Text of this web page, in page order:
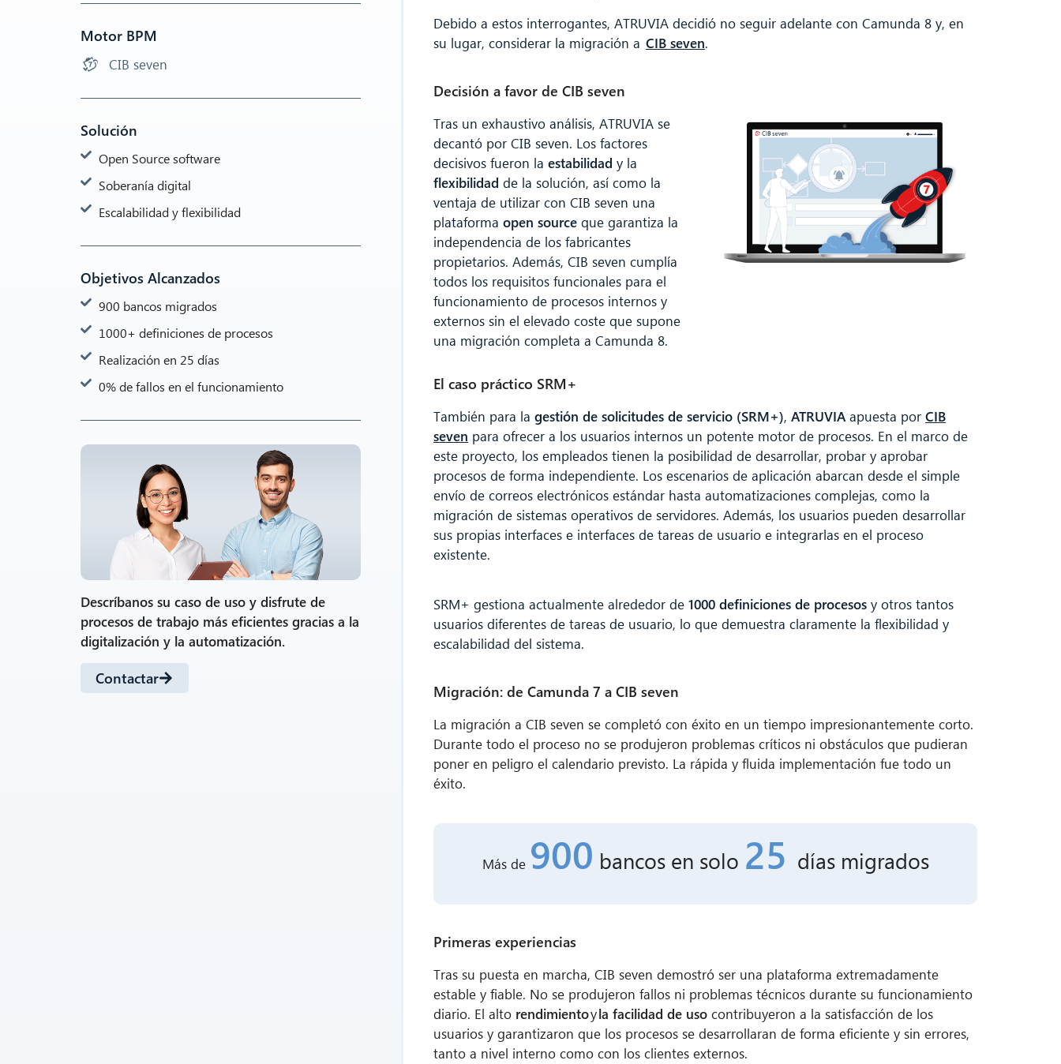
Motor BPM
CIB seven
Solución
Open Source software
Soberanía digital
Escalabilidad y flexibilidad
Objetivos Alcanzados
900 bancos migrados
1000+ definiciones de procesos
Realización en 25 días
0% de fallos en el funcionamiento
Descríbanos su caso de uso y disfrute de
procesos de trabajo más eficientes gracias a la
digitalización y la automatización.
Contactar
Debido a estos interrogantes, ATRUVIA decidió no seguir adelante con Camunda 8 y, en
su lugar, considerar la migración aCIB seven.
Decisión a favor de CIB seven
Tras un exhaustivo análisis, ATRUVIA se
decantó por CIB seven. Los factores
decisivos fueron laestabilidad y la
flexibilidad de la solución, así como la
ventaja de utilizar con CIB seven una
plataformaopen source que garantiza la
independencia de los fabricantes
propietarios. Además, CIB seven cumplía
todos los requisitos funcionales para el
funcionamiento de procesos internos y
externos sin el elevado coste que supone
una migración completa a Camunda 8.
El caso práctico SRM+
También para lagestión de solicitudes de servicio (SRM+),ATRUVIA apuesta porCIB
seven para ofrecer a los usuarios internos un potente motor de procesos. En el marco de
este proyecto, los empleados tienen la posibilidad de desarrollar, probar y aprobar
procesos de forma independiente. Los escenarios de aplicación abarcan desde el simple
envío de correos electrónicos estándar hasta automatizaciones complejas, como la
migración de sistemas operativos de servidores. Además, los usuarios pueden desarrollar
sus propias interfaces e interfaces de tareas de usuario e integrarlas en el proceso
existente.
SRM+ gestiona actualmente alrededor de1000 definiciones de procesos y otros tantos
usuarios diferentes de tareas de usuario, lo que demuestra claramente la flexibilidad y
escalabilidad del sistema.
Migración: de Camunda 7 a CIB seven
La migración a CIB seven se completó con éxito en un tiempo impresionantemente corto.
Durante todo el proceso no se produjeron problemas críticos ni obstáculos que pudieran
poner en peligro el calendario previsto. La rápida y fluida implementación fue todo un
éxito.
Más de 900 bancos en solo 25 días migrados
Primeras experiencias
Tras su puesta en marcha, CIB seven demostró ser una plataforma extremadamente
estable y fiable. No se produjeron fallos ni problemas técnicos durante su funcionamiento
diario. El alto rendimientoyla facilidad de uso contribuyeron a la satisfacción de los
usuarios y garantizaron que los procesos se desarrollaran de forma eficiente y sin errores,
tanto a nivel interno como con los clientes externos.